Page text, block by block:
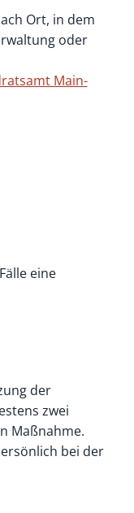
Ort, in dem
oder
Main-
eine
der
zwei
Maßnahme.
bei der